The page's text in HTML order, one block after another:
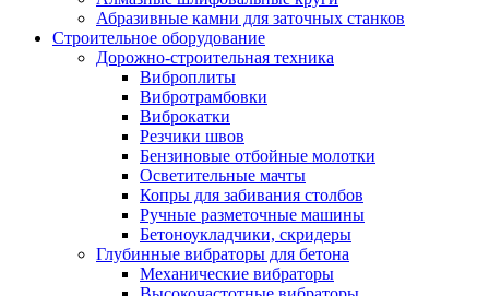
Абразивные камни для заточных станков
Строительное оборудование
Дорожно-строительная техника
Виброплиты
Вибротрамбовки
Виброкатки
Резчики швов
Бензиновые отбойные молотки
Осветительные мачты
Копры для забивания столбов
Ручные разметочные машины
Бетоноукладчики, скридеры
Глубинные вибраторы для бетона
Механические вибраторы